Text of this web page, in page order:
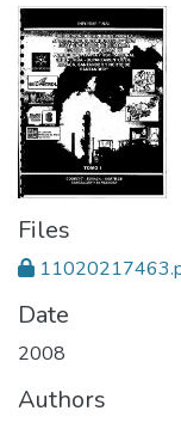
Files
Date
2008
Authors